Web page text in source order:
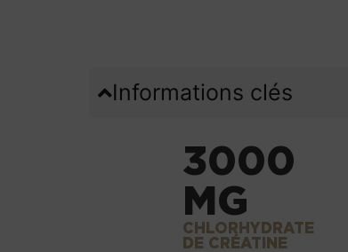
Informations clés
3000
MG
CHLORHYDRATE
DE CRÉATINE